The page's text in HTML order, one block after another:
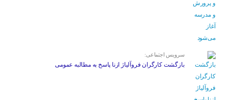
سرویس اجتماعی:
بازگشت کارگران فروآلیاژ ازنا پاسخ به مطالبه عمومی